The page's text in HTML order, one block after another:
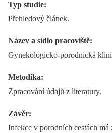
Typ studie:
Přehledový článek.
Název a sídlo pracoviště:
Gynekologicko-porodnická
Metodika:
Zpracování údajů z literatury.
Závěr:
Infekce v porodních cestách